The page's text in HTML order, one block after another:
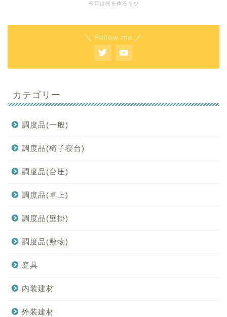
今日は何を作ろうか
＼ Follow me ／
カテゴリー
調度品(一般)
調度品(椅子寝台)
調度品(台座)
調度品(卓上)
調度品(壁掛)
調度品(敷物)
庭具
内装建材
外装建材